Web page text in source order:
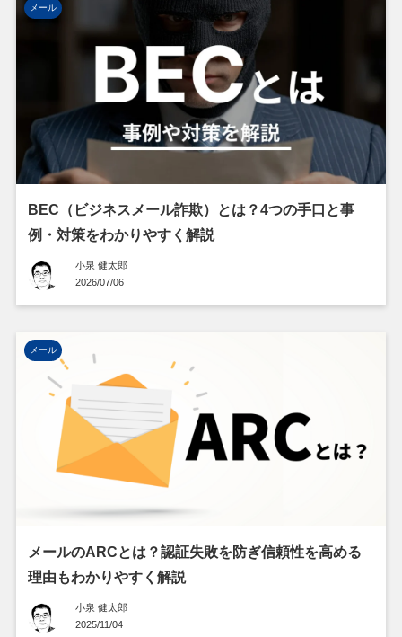
メール
BEC（ビジネスメール詐欺）とは？4つの手口と事
例・対策をわかりやすく解説
小泉 健太郎
2026/07/06
メール
メールのARCとは？認証失敗を防ぎ信頼性を高める
理由もわかりやすく解説
小泉 健太郎
2025/11/04